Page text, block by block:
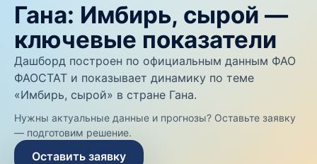
Гана: Имбирь, сырой —
ключевые показатели
Дашборд построен по официальным данным ФАО
ФАОСТАТ и показывает динамику по теме
«Имбирь, сырой» в стране Гана.
Нужны актуальные данные и прогнозы? Оставьте заявку
— подготовим решение.
Оставить заявку